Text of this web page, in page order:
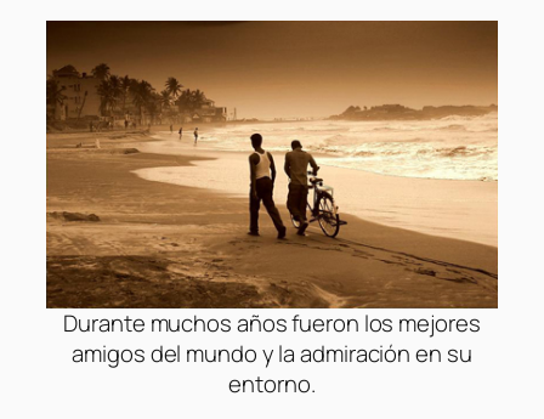
Durante muchos años fueron los mejores
amigos del mundo y la admiración en su
entorno.